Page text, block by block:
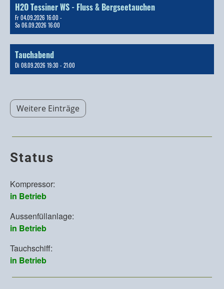
H2O Tessiner WS - Fluss & Bergseetauchen
Fr 04.09.2026 16:00 -
So 06.09.2026 16:00
Tauchabend
Di 08.09.2026 19:30 - 21:00
Weitere Einträge
Status